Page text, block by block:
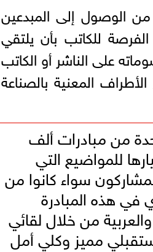
الوصول إلى المبدعين
للكاتب بأن يلتقي
على الناشر أو الكاتب
المعنية بالصناعة
من مبادرات ألف
للمواضيع التي
سواء كانوا من
في هذه المبادرة
من خلال لقائي
مميز وكلي أمل